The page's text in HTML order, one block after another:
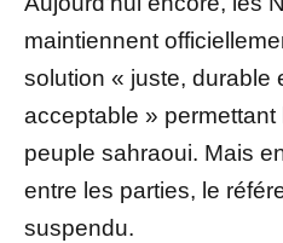
maintiennent
solution « juste, durable
acceptable » permettant
peuple sahraoui. Mais
entre les parties, le
suspendu.